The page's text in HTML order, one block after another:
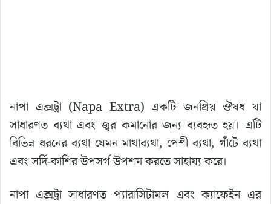
নাপা এক্সট্রা (Napa Extra) একটি জনপ্রিয় ঔষধ যা
সাধারণত ব্যথা এবং জ্বর কমানোর জন্য ব্যবহৃত হয়। এটি
বিভিন্ন ধরনের ব্যথা যেমন মাথাব্যথা, পেশী ব্যথা, গাঁটে ব্যথা
এবং সর্দি-কাশির উপসর্গ উপশম করতে সাহায্য করে।
নাপা এক্সট্রা সাধারণত প্যারাসিটামল এবং ক্যাফেইন এর